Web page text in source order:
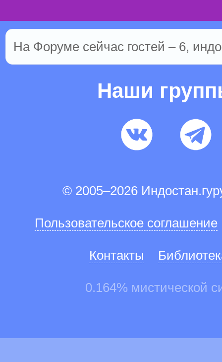
На Форуме сейчас гостей – 6,
Наши
© 2005–2026
Пользовательское соглашение
Контакты
0.164% мистической